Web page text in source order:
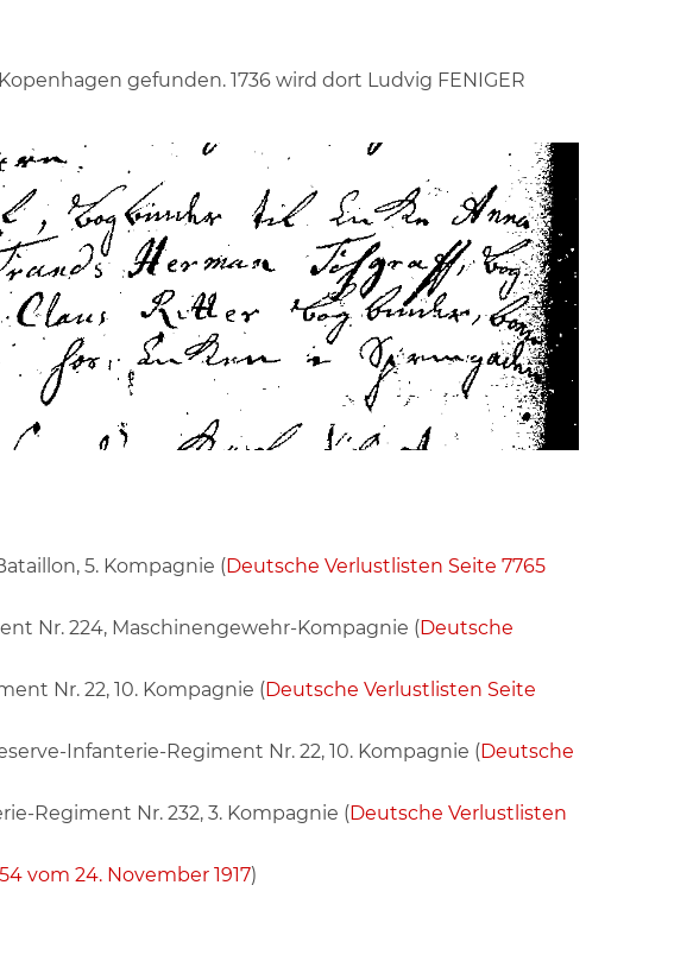
gefunden. 1736 wird dort Ludvig FENIGER
5. Kompagnie (Deutsche Verlustlisten Seite 7765
Nr. 224, Maschinengewehr-Kompagnie (Deutsche
Nr. 22, 10. Kompagnie (Deutsche Verlustlisten Seite
Infanterie-Regiment Nr. 22, 10. Kompagnie (Deutsche
Regiment Nr. 232, 3. Kompagnie (Deutsche Verlustlisten
vom 24. November 1917)